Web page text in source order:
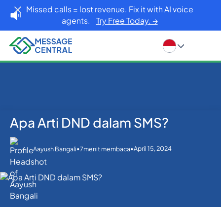
Missed calls = lost revenue. Fix it with AI voice
agents. Try Free Today. →
Rumah Blog API SMS Apa Arti DND dalam SMS?
Apa Arti DND dalam SMS?
Aayush Bangali•7menit membaca•April 15, 2024